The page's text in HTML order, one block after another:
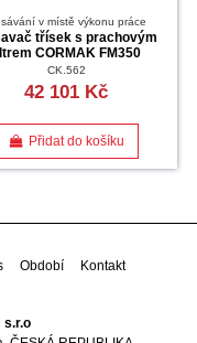
v místě výkonu práce
třísek s prachovým
CORMAK FM350
CK.562
42 101 Kč
Přidat do košíku
Období Kontakt
s.r.o